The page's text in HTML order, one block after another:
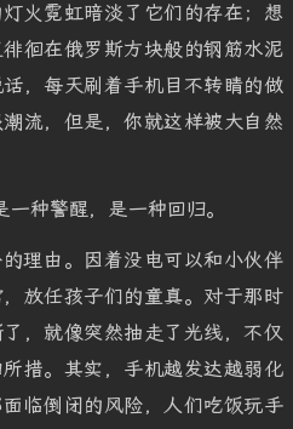
火霓虹暗淡了它们的存在；想
徊在俄罗斯方块般的钢筋水泥
，每天刷着手机目不转睛的做
流，但是，你就这样被大自然
种警醒，是一种回归。
理由。因着没电可以和小伙伴
放任孩子们的童真。对于那时
，就像突然抽走了光线，不仅
措。其实，手机越发达越弱化
临倒闭的风险，人们吃饭玩手